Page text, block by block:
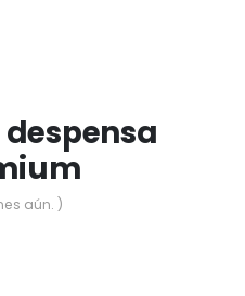
aún. )